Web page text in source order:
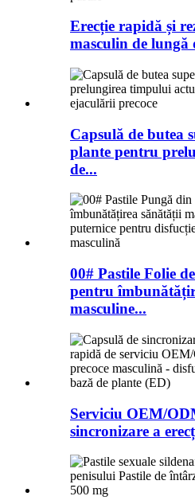
Erecție rapidă și
masculin de lungă
Capsulă de butea
plante pentru
de...
00# Pastile Folie
pentru
masculine...
Serviciu OEM/
sincronizare a